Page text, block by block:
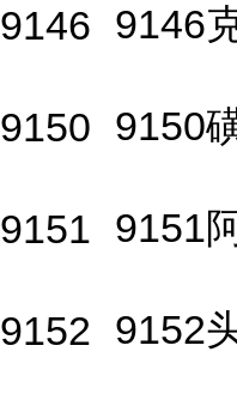
9146 9146
9150 9150
9151 9151
9152 9152